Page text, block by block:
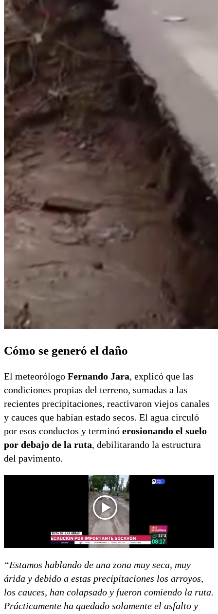
Cómo se generó el daño
El meteorólogo Fernando Jara, explicó que las
condiciones propias del terreno, sumadas a las
recientes precipitaciones, reactivaron viejos canales
y cauces que habían estado secos. El agua circuló
por esos conductos y terminó erosionando el suelo
por debajo de la ruta, debilitarando la estructura
del pavimento.
“Estamos hablando de una zona muy seca, muy
árida y debido a estas precipitaciones los arroyos,
los cauces, han colapsado y fueron comiendo la ruta.
Prácticamente ha quedado solamente el asfalto y